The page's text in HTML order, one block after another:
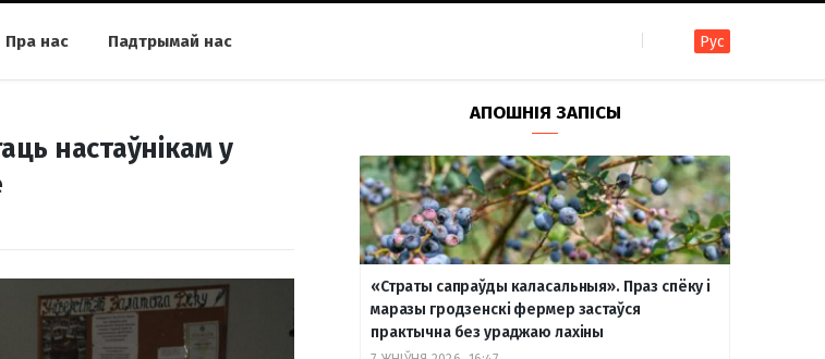
Пра нас
Падтрымай нас
F
a
c
e
I
n
s
t
T
e
l
e
R
S
S
Y
o
u
T
В
к
о
н
Рус
настаўнікам у
АПОШНІЯ ЗАПІСЫ
«Страты сапраўды каласальныя». Праз спёку і
маразы гродзенскі фермер застаўся
практычна без ураджаю лахіны